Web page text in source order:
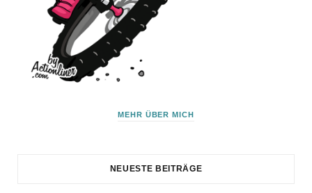
MEHR ÜBER MICH
NEUESTE BEITRÄGE